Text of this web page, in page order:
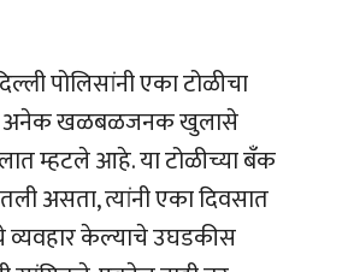
पोलिसांनी एका टोळीचा
अनेक खळबळजनक खुलासे
म्हटले आहे. या टोळीच्या बँक
असता, त्यांनी एका दिवसात
व्यवहार केल्याचे उघडकीस